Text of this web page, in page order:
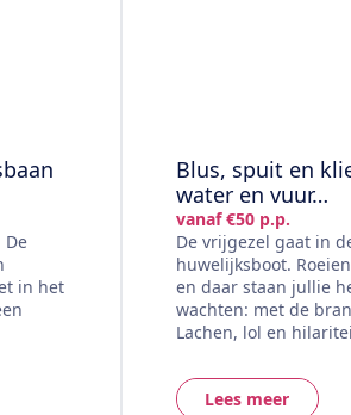
De
in het
Blus, spuit en
water en vuur…
vanaf €50 p.p.
De vrijgezel gaat in
huwelijksboot.
en daar staan jullie
wachten: met de
Lachen, lol en
Lees meer